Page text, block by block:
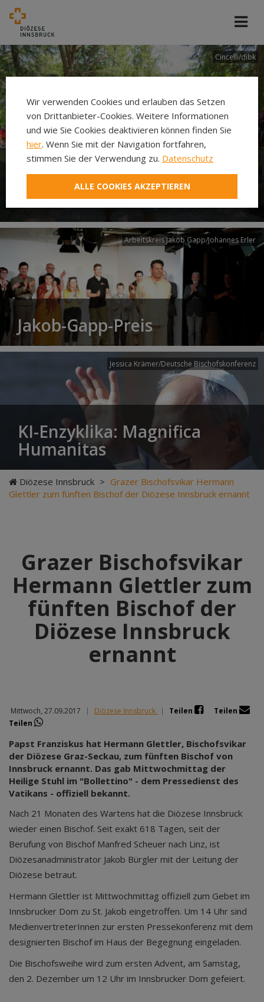
Cincelli/dibk
Neuer Pilgerweg Via
Laudato si’
Arbeitskreis Jakob Gapp/Johannes Erler
Jakob-Gapp-Preis
Jessica Krämer/Deutsche Bischofskonferenz
KI-Enzyklika: Magnifica
Humanitas
Diözese Innsbruck > Grazer Bischofsvikar Hermann
Glettler zum fünften Bischof der Diözese Innsbruck ernannt
Grazer Bischofsvikar
Hermann Glettler zum
fünften Bischof der
Diözese Innsbruck
ernannt
Mittwoch, 27.09.2017 | Diözese Innsbruck | Teilen
Teilen
Teilen
Papst Franziskus hat Hermann Glettler, Bischofsvikar
der Diözese Graz-Seckau, zum fünften Bischof von
Innsbruck ernannt. Das gab Mittwochmittag der
Heilige Stuhl im "Bollettino" - dem Pressedienst des
Vatikans - offiziell bekannt.
Nach 21 Monaten des Wartens hat die Diözese Innsbruck
wieder einen Bischof. Seit exakt 618 Tagen, seit der
Berufung von Bischof Manfred Scheuer nach Linz, ist
Diözesanadministrator Jakob Bürgler mit der Leitung der
Diözese betraut.
Hermann Glettler ist Mittwochmittag offiziell zum Gebet im
Innsbrucker Dom zu St. Jakob eingetroffen. Um 14 Uhr sind
MedienvertreterInnen zur ersten Pressekonferenz mit dem
designierten Bischof im Haus der Begegnung eingeladen.
Die Bischofsweihe wird zum ersten Advent, am Samstag,
den 2. Dezember um 12 Uhr im Innsbrucker Dom gefeiert.
Wir verwenden Cookies und erlauben das Setzen
von Drittanbieter-Cookies. Weitere Informationen
und wie Sie Cookies deaktivieren können finden Sie
hier. Wenn Sie mit der Navigation fortfahren,
stimmen Sie der Verwendung zu. Datenschutz
ALLE COOKIES AKZEPTIEREN